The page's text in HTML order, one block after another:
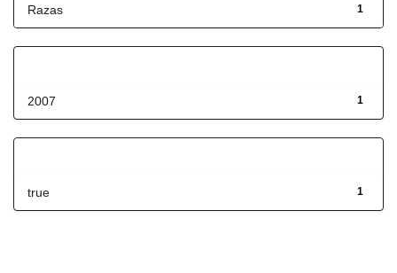
1
Razas
1
2007
1
true